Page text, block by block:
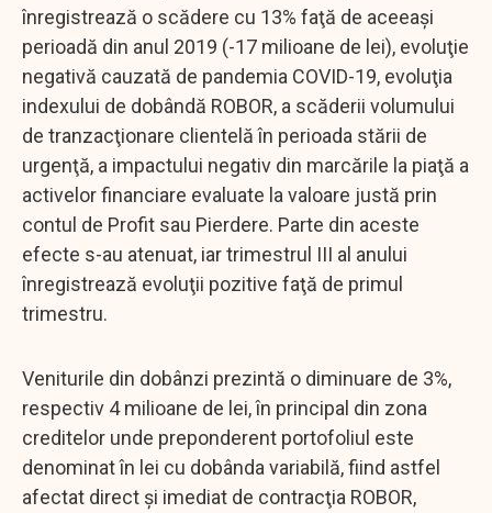
înregistrează o scădere cu 13% faţă de aceeaşi
perioadă din anul 2019 (-17 milioane de lei), evoluţie
negativă cauzată de pandemia COVID-19, evoluţia
indexului de dobândă ROBOR, a scăderii volumului
de tranzacţionare clientelă în perioada stării de
urgenţă, a impactului negativ din marcările la piaţă a
activelor financiare evaluate la valoare justă prin
contul de Profit sau Pierdere. Parte din aceste
efecte s-au atenuat, iar trimestrul III al anului
înregistrează evoluţii pozitive faţă de primul
trimestru.
Veniturile din dobânzi prezintă o diminuare de 3%,
respectiv 4 milioane de lei, în principal din zona
creditelor unde preponderent portofoliul este
denominat în lei cu dobânda variabilă, fiind astfel
afectat direct şi imediat de contracţia ROBOR,